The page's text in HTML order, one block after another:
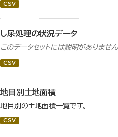
CSV
し尿処理の状況データ
このデータセットには説明がありません
CSV
地目別土地面積
地目別の土地面積一覧です。
CSV